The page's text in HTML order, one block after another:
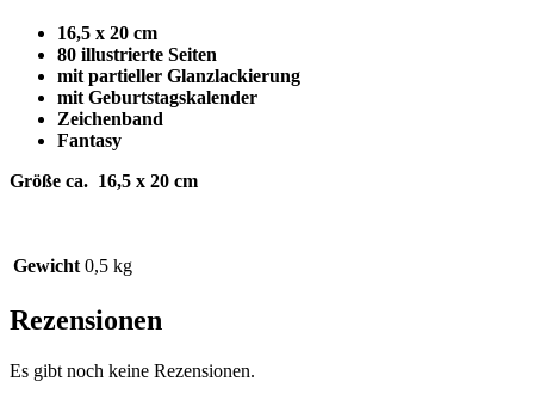
16,5 x 20 cm
80 illustrierte Seiten
mit partieller Glanzlackierung
mit Geburtstagskalender
Zeichenband
Fantasy
Größe ca. 16,5 x 20 cm
Gewicht 0,5 kg
Rezensionen
Es gibt noch keine Rezensionen.